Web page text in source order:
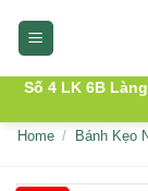
Số 4 LK 6B
Home / Bánh Kẹo